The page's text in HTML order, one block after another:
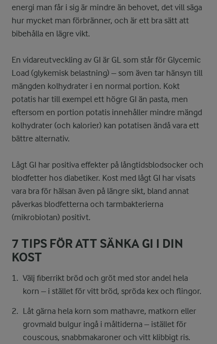
energi man får i sig är mindre än behovet, det vill säga
hur mycket man förbränner, och är ett bra sätt att
bibehålla en lägre vikt.
En vidareutveckling av GI är GL som står för Glycemic
Load (glykemisk belastning) – som även tar hänsyn till
mängden kolhydrater i en normal portion. Kokt
potatis har till exempel ett högre GI än pasta, men
eftersom en portion potatis innehåller mindre mängd
kolhydrater (och kalorier) kan potatisen ändå vara ett
bättre alternativ.
Lågt GI har positiva effekter på långtidsblodsocker och
blodfetter hos diabetiker. Kost med lågt GI har visats
vara bra för hälsan även på längre sikt, bland annat
påverkas blodfetterna och tarmbakterierna
(mikrobiotan) positivt.
7 TIPS FÖR ATT SÄNKA GI I DIN
KOST
Välj fiberrikt bröd och gröt med stor andel hela
korn – i stället för vitt bröd, spröda kex och flingor.
Låt gärna hela korn som mathavre, matkorn eller
grovmald bulgur ingå i måltiderna – istället för
couscous, snabbmakaroner och vitt klibbigt ris.